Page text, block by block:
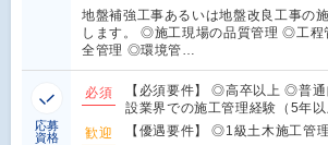
地盤補強工事あるいは地盤改良工事の
します。 ◎施工現場の品質管理 ◎工
全管理 ◎環境管…
応募
資格
必須
【必須要件】 ◎高卒以上 ◎普
設業界での施工管理経験（5年
歓迎
【優遇要件】 ◎1級土木施工管